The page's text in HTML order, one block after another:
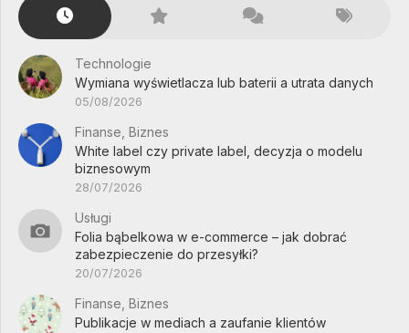
Technologie
Wymiana wyświetlacza lub baterii a utrata danych
05/08/2026
Finanse, Biznes
White label czy private label, decyzja o modelu
biznesowym
28/07/2026
Usługi
Folia bąbelkowa w e-commerce – jak dobrać
zabezpieczenie do przesyłki?
20/07/2026
Finanse, Biznes
Publikacje w mediach a zaufanie klientów